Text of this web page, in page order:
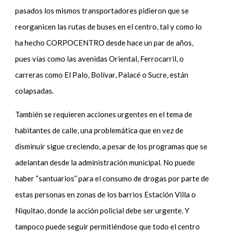
pasados los mismos transportadores pidieron que se
reorganicen las rutas de buses en el centro, tal y como lo
ha hecho CORPOCENTRO desde hace un par de años,
pues vías como las avenidas Oriental, Ferrocarril, o
carreras como El Palo, Bolívar, Palacé o Sucre, están
colapsadas.
También se requieren acciones urgentes en el tema de
habitantes de calle, una problemática que en vez de
disminuir sigue creciendo, a pesar de los programas que se
adelantan desde la administración municipal. No puede
haber “santuarios” para el consumo de drogas por parte de
estas personas en zonas de los barrios Estación Villa o
Niquitao, donde la acción policial debe ser urgente. Y
tampoco puede seguir permitiéndose que todo el centro